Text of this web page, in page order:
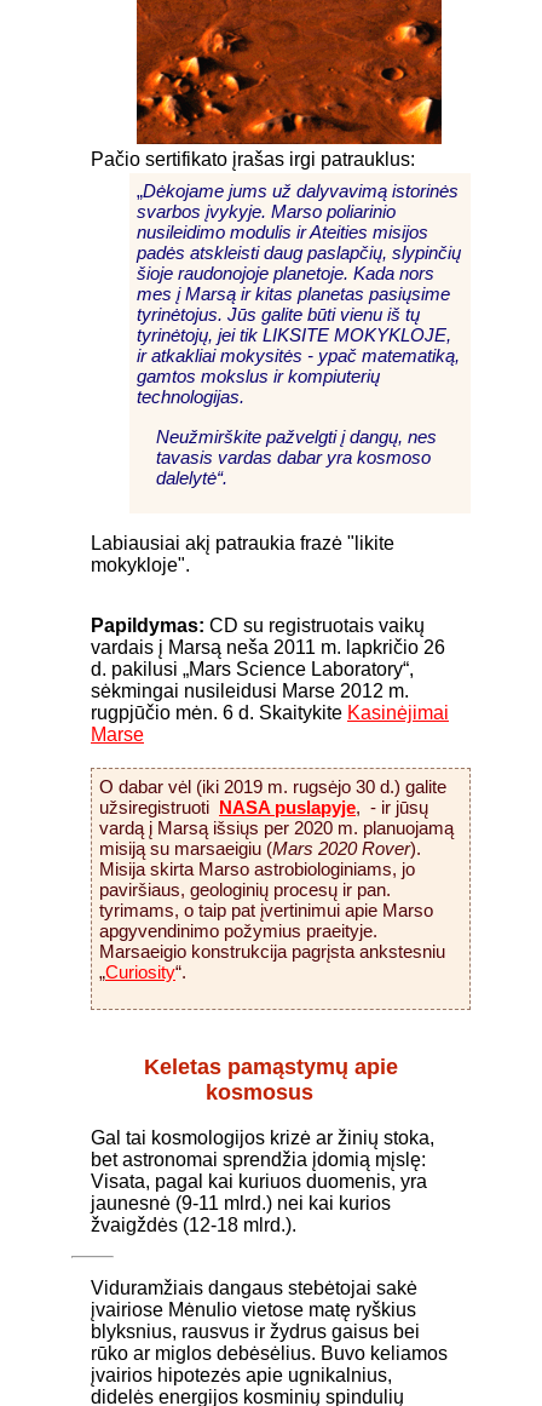
Pačio sertifikato įrašas irgi patrauklus:
„Dėkojame jums už dalyvavimą istorinės
svarbos įvykyje. Marso poliarinio
nusileidimo modulis ir Ateities misijos
padės atskleisti daug paslapčių, slypinčių
šioje raudonojoje planetoje. Kada nors
mes į Marsą ir kitas planetas pasiųsime
tyrinėtojus. Jūs galite būti vienu iš tų
tyrinėtojų, jei tik LIKSITE MOKYKLOJE,
ir atkakliai mokysitės - ypač matematiką,
gamtos mokslus ir kompiuterių
technologijas.
Neužmirškite pažvelgti į dangų, nes
tavasis vardas dabar yra kosmoso
dalelytė“.
Labiausiai akį patraukia frazė "likite
mokykloje".
Papildymas: CD su registruotais vaikų
vardais į Marsą neša 2011 m. lapkričio 26
d. pakilusi „Mars Science Laboratory“,
sėkmingai nusileidusi Marse 2012 m.
rugpjūčio mėn. 6 d. Skaitykite Kasinėjimai
Marse
O dabar vėl (iki 2019 m. rugsėjo 30 d.) galite
užsiregistruoti NASA puslapyje, - ir jūsų
vardą į Marsą išsiųs per 2020 m. planuojamą
misiją su marsaeigiu (Mars 2020 Rover).
Misija skirta Marso astrobiologiniams, jo
paviršiaus, geologinių procesų ir pan.
tyrimams, o taip pat įvertinimui apie Marso
apgyvendinimo požymius praeityje.
Marsaeigio konstrukcija pagrįsta ankstesniu
„Curiosity“.
Keletas pamąstymų apie
kosmosus
Gal tai kosmologijos krizė ar žinių stoka,
bet astronomai sprendžia įdomią mįslę:
Visata, pagal kai kuriuos duomenis, yra
jaunesnė (9-11 mlrd.) nei kai kurios
žvaigždės (12-18 mlrd.).
Viduramžiais dangaus stebėtojai sakė
įvairiose Mėnulio vietose matę ryškius
blyksnius, rausvus ir žydrus gaisus bei
rūko ar miglos debėsėlius. Buvo keliamos
įvairios hipotezės apie ugnikalnius,
didelės energijos kosminių spindulių